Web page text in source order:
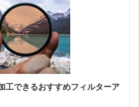
工できるおすすめフィルターア